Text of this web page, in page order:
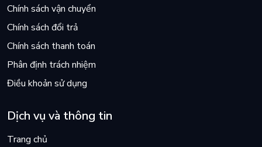
Chính sách vận chuyển
Chính sách đổi trả
Chính sách thanh toán
Phân định trách nhiệm
Điều khoản sử dụng
Dịch vụ và thông tin
Trang chủ